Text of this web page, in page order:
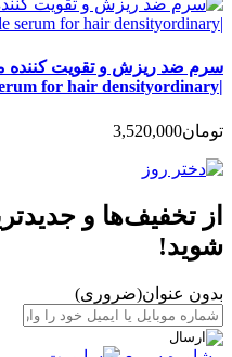
|Multi-peptide serum for hair densityordinary
تومان3,520,000
از تخفیف‌ها و
شوید!
بدون عنوان(ضروری)